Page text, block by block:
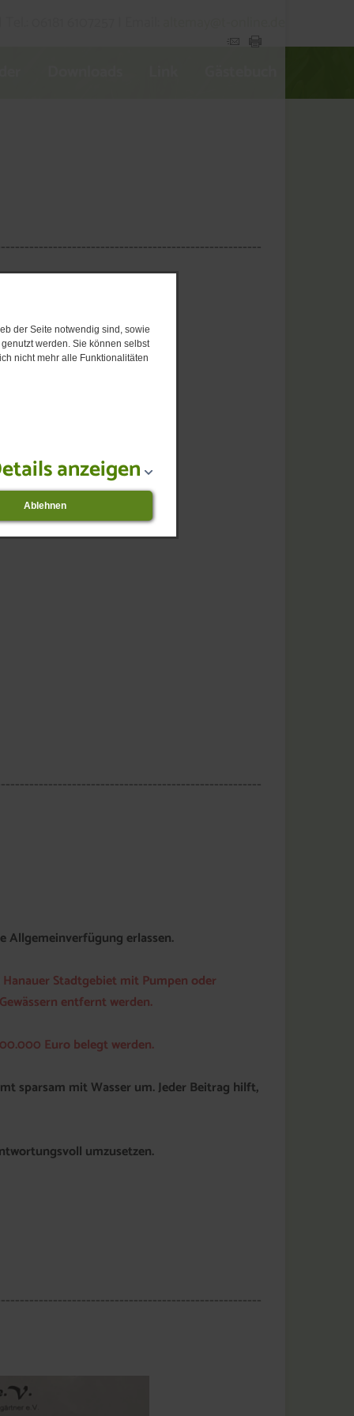
der Seite notwendig sind, sowie
werden. Sie können selbst
nicht mehr alle Funktionalitäten
anzeigen
Ablehnen
Allgemeinverfügung erlassen.
Stadtgebiet mit Pumpen oder
entfernt werden.
Euro belegt werden.
sparsam mit Wasser um. Jeder Beitrag hilft,
umzusetzen.